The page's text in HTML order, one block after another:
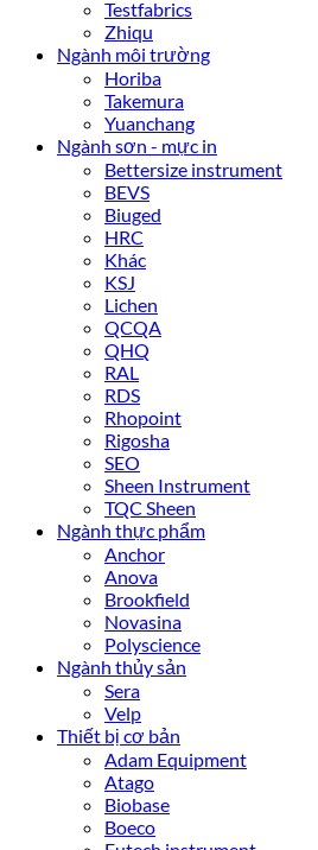
Testfabrics
Zhiqu
Ngành môi trường
Horiba
Takemura
Yuanchang
Ngành sơn - mực in
Bettersize instrument
BEVS
Biuged
HRC
Khác
KSJ
Lichen
QCQA
QHQ
RAL
RDS
Rhopoint
Rigosha
SEO
Sheen Instrument
TQC Sheen
Ngành thực phẩm
Anchor
Anova
Brookfield
Novasina
Polyscience
Ngành thủy sản
Sera
Velp
Thiết bị cơ bản
Adam Equipment
Atago
Biobase
Boeco